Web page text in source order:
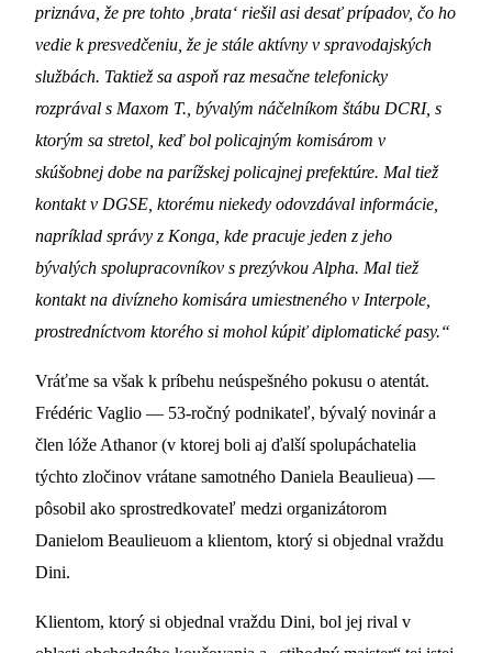
priznáva, že pre tohto ‚brata‘ riešil asi desať prípadov, čo ho
vedie k presvedčeniu, že je stále aktívny v spravodajských
službách. Taktiež sa aspoň raz mesačne telefonicky
rozprával s Maxom T., bývalým náčelníkom štábu DCRI, s
ktorým sa stretol, keď bol policajným komisárom v
skúšobnej dobe na parížskej policajnej prefektúre. Mal tiež
kontakt v DGSE, ktorému niekedy odovzdával informácie,
napríklad správy z Konga, kde pracuje jeden z jeho
bývalých spolupracovníkov s prezývkou Alpha. Mal tiež
kontakt na divízneho komisára umiestneného v Interpole,
prostredníctvom ktorého si mohol kúpiť diplomatické pasy.“
Vráťme sa však k príbehu neúspešného pokusu o atentát.
Frédéric Vaglio — 53-ročný podnikateľ, bývalý novinár a
člen lóže Athanor (v ktorej boli aj ďalší spolupáchatelia
týchto zločinov vrátane samotného Daniela Beaulieua) —
pôsobil ako sprostredkovateľ medzi organizátorom
Danielom Beaulieuom a klientom, ktorý si objednal vraždu
Dini.
Klientom, ktorý si objednal vraždu Dini, bol jej rival v